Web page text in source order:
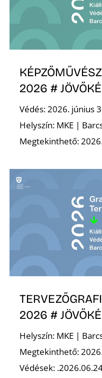
2026 #
Védés: 2026. június
Helyszín: MKE |
Megtekinthető:
2026 #
Helyszín: MKE |
Megtekinthető:
Védések: